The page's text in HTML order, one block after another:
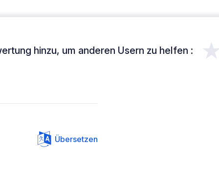
hinzu, um anderen Usern zu helfen :
Übersetzen